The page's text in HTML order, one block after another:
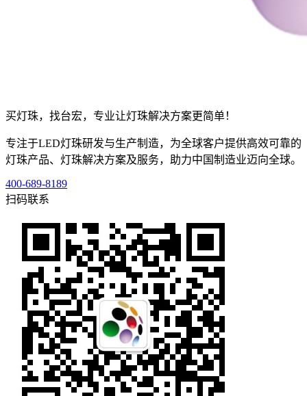
买灯珠，找台宏，专业让灯珠解决方案更简单！
专注于LED灯珠研发与生产制造，为全球客户提供高效可靠的
灯珠产品、灯珠解决方案及服务，助力中国制造业迈向全球。
400-689-8189
扫码联系